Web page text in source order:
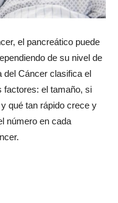
el pancreático puede
de su nivel de
del Cáncer clasifica el
factores: el tamaño, si
qué tan rápido crece y
número en cada